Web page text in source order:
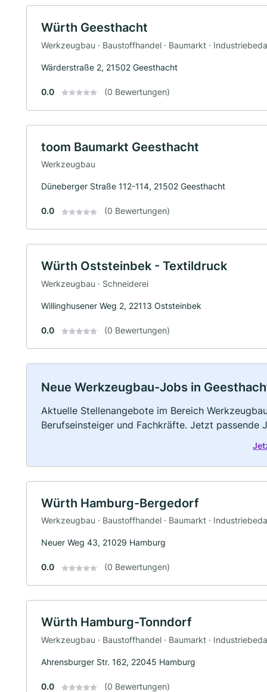
Würth Geesthacht
Werkzeugbau · Baustoffhandel · Baumarkt ·
Wärderstraße 2, 21502 Geesthacht
0.0 (0 Bewertungen)
toom Baumarkt Geesthacht
Werkzeugbau
Düneberger Straße 112-114, 21502 Geesthacht
0.0 (0 Bewertungen)
Würth Oststeinbek - Textildruck
Werkzeugbau · Schneiderei
Willinghusener Weg 2, 22113 Oststeinbek
0.0 (0 Bewertungen)
Neue Werkzeugbau-Jobs in
Aktuelle Stellenangebote im Bereich
Berufseinsteiger und Fachkräfte. Jetzt passende
Würth Hamburg-Bergedorf
Werkzeugbau · Baustoffhandel · Baumarkt ·
Neuer Weg 43, 21029 Hamburg
0.0 (0 Bewertungen)
Würth Hamburg-Tonndorf
Werkzeugbau · Baustoffhandel · Baumarkt ·
Ahrensburger Str. 162, 22045 Hamburg
0.0 (0 Bewertungen)